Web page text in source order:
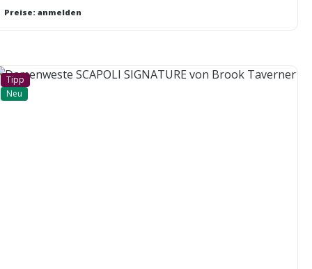
Preise: anmelden
Tipp
Neu